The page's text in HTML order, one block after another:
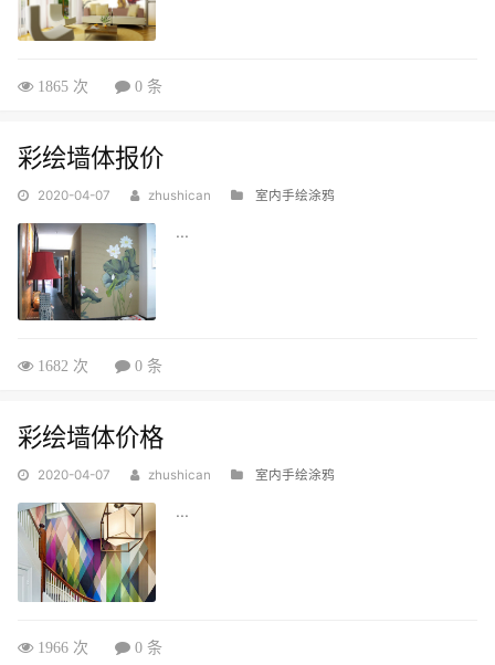
1865 次 0 条
彩绘墙体报价
2020-04-07 zhushican 室内手绘涂鸦
...
1682 次 0 条
彩绘墙体价格
2020-04-07 zhushican 室内手绘涂鸦
...
1966 次 0 条